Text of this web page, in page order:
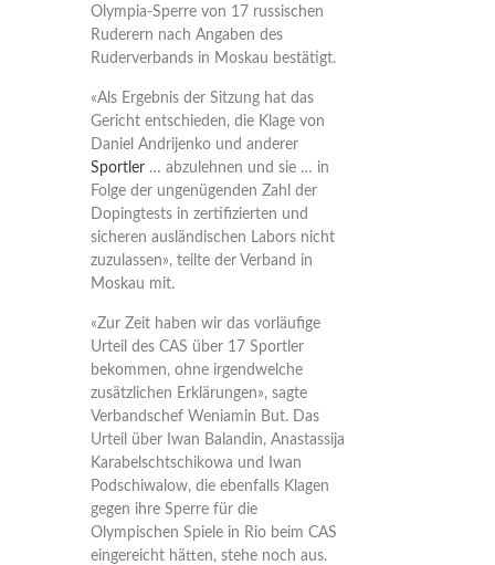
Olympia-Sperre von 17 russischen
Ruderern nach Angaben des
Ruderverbands in Moskau bestätigt.
«Als Ergebnis der Sitzung hat das
Gericht entschieden, die Klage von
Daniel Andrijenko und anderer
Sportler… abzulehnen und sie … in
Folge der ungenügenden Zahl der
Dopingtests in zertifizierten und
sicheren ausländischen Labors nicht
zuzulassen», teilte der Verband in
Moskau mit.
«Zur Zeit haben wir das vorläufige
Urteil des CAS über 17 Sportler
bekommen, ohne irgendwelche
zusätzlichen Erklärungen», sagte
Verbandschef Weniamin But. Das
Urteil über Iwan Balandin, Anastassija
Karabelschtschikowa und Iwan
Podschiwalow, die ebenfalls Klagen
gegen ihre Sperre für die
Olympischen Spiele in Rio beim CAS
eingereicht hätten, stehe noch aus.